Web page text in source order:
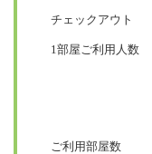
チェックアウト
1部屋ご利用人数
ご利用部屋数